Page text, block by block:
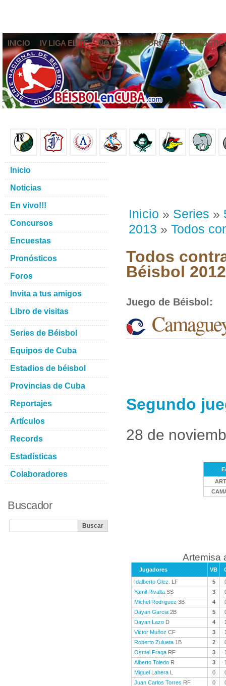
INICIO IV LIGA ELITE NOTICIAS FOROS
Inicio » Series »
2013 » Todos
Todos
Béisbol
Juego de Béisbol :
Segundo
28 de
Artemisa
Jugadores VB
Idalberto Glez.
LF 5
Yamil Rivalta SS 3
Michel Rodriguez 3B 4
Dayan Garcia 2B 5
Dayan Lazo D 4
Victor Muñoz CF 3
Roberto Zulueta 1B 2
Osmel Fraga RF 3
Alberto Toledo R 3
Miguel Lahera L 0
Juan Carlos Torres RF 0
Inicio
Noticias
En vivo!!!
Concursos
Encuestas
Pronósticos
Foros
Invita a tus amigos
Libro de visitas
Series de Béisbol
Equipos de Cuba
Estadios de béisbol
Provincias de Cuba
Reportajes
Artículos
Records
Estadísticas
Colaboradores
Buscador